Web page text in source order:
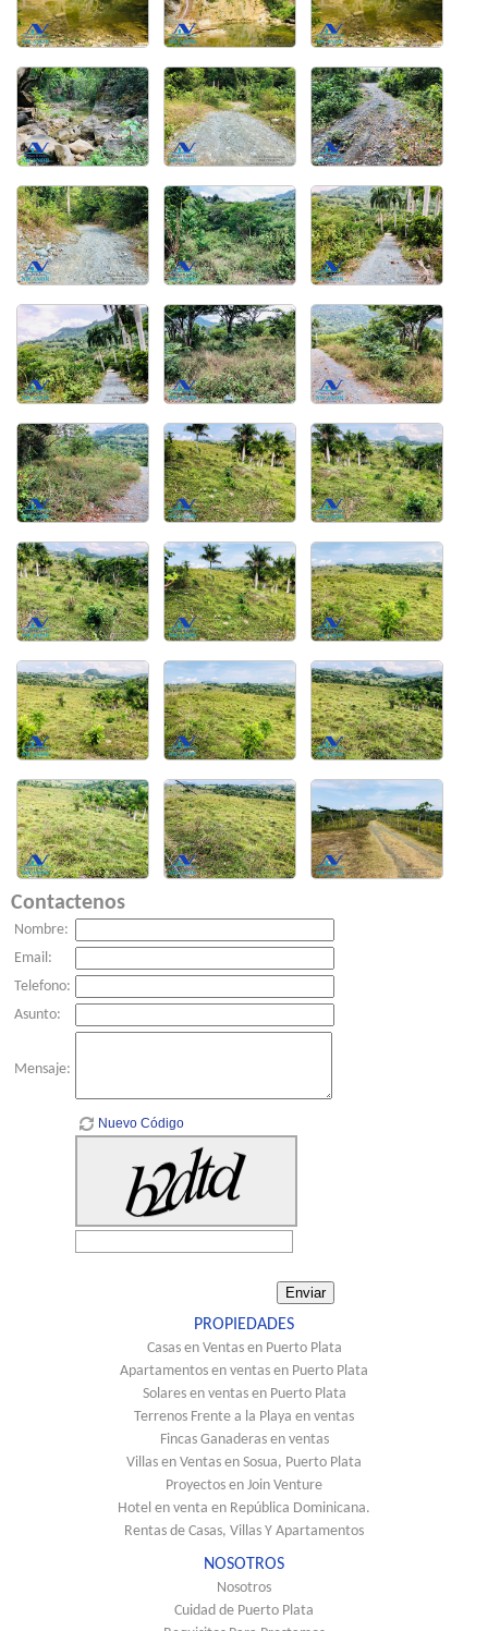
Contactenos
Nombre:
Email:
Telefono:
Asunto:
Mensaje:
Nuevo Código
PROPIEDADES
Casas en Ventas en Puerto Plata
Apartamentos en ventas en Puerto Plata
Solares en ventas en Puerto Plata
Terrenos Frente a la Playa en ventas
Fincas Ganaderas en ventas
Villas en Ventas en Sosua, Puerto Plata
Proyectos en Join Venture
Hotel en venta en República Dominicana.
Rentas de Casas, Villas Y Apartamentos
NOSOTROS
Nosotros
Cuidad de Puerto Plata